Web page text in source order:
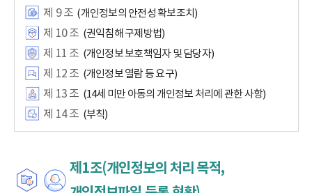
제 9 조 (개인정보의 안전성 확보조치)
제 10 조 (권익침해 구제방법)
제 11 조 (개인정보 보호책임자 및 담당자)
제 12 조 (개인정보 열람 등 요구)
제 13 조 (14세 미만 아동의 개인정보 처리에 관한 사항)
제 14 조 (부칙)
제1조(개인정보의 처리 목적,